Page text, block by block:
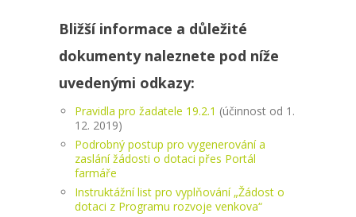
Bližší informace a důležité
dokumenty naleznete pod níže
uvedenými odkazy:
Pravidla pro žadatele 19.2.1 (účinnost od 1.
12. 2019)
Podrobný postup pro vygenerování a
zaslání žádosti o dotaci přes Portál
farmáře
Instruktážní list pro vyplňování „Žádost o
dotaci z Programu rozvoje venkova“